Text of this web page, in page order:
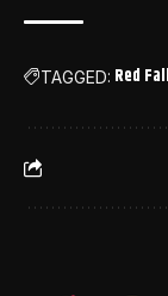
TAGGED: Red Fall